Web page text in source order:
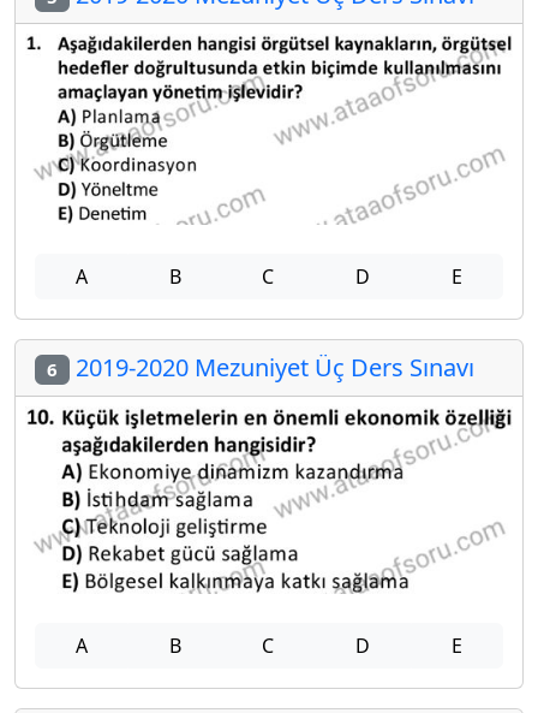
A B C D E
6 2019-2020 Mezuniyet Üç Ders Sınavı
A B C D E